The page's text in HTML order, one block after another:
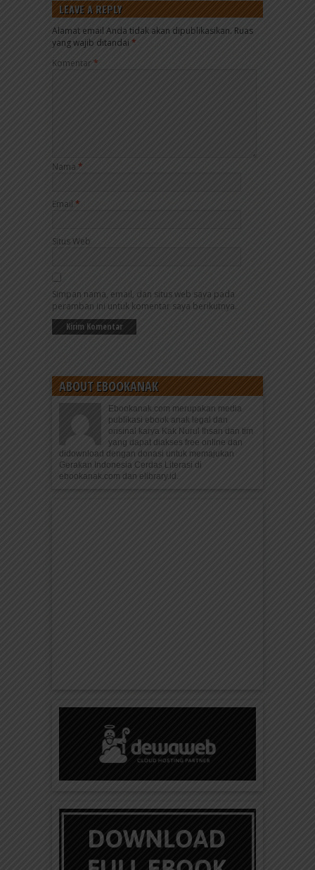
LEAVE A REPLY
Alamat email Anda tidak akan dipublikasikan. Ruas
yang wajib ditandai *
Komentar*
Nama *
Email *
Situs Web
Simpan nama, email, dan situs web saya pada
peramban ini untuk komentar saya berikutnya.
ABOUT EBOOKANAK
Ebookanak.com merupakan media
publikasi ebook anak legal dan
orisinal karya Kak Nurul Ihsan dan tim
yang dapat diakses free online dan
didownload dengan donasi untuk memajukan
Gerakan Indonesia Cerdas Literasi di
ebookanak.com dan elibrary.id.